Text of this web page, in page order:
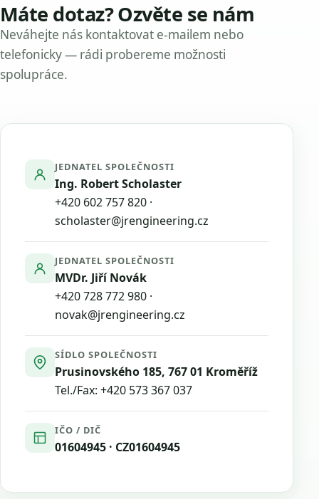
Máte dotaz? Ozvěte se nám
Neváhejte nás kontaktovat e-mailem nebo
telefonicky — rádi probereme možnosti
spolupráce.
JEDNATEL SPOLEČNOSTI
Ing. Robert Scholaster
+420 602 757 820 ·
scholaster@jrengineering.cz
JEDNATEL SPOLEČNOSTI
MVDr. Jiří Novák
+420 728 772 980 ·
novak@jrengineering.cz
SÍDLO SPOLEČNOSTI
Prusinovského 185, 767 01 Kroměříž
Tel./Fax: +420 573 367 037
IČO / DIČ
01604945 · CZ01604945